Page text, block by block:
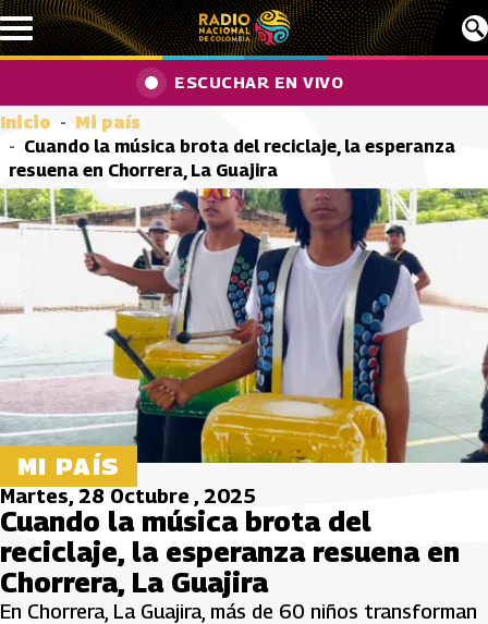
Pasar al contenido principal
ESCUCHAR EN VIVO
Inicio
Mi país
Cuando la música brota del reciclaje, la esperanza
resuena en Chorrera, La Guajira
MI PAÍS
Martes, 28 Octubre , 2025
Cuando la música brota del
reciclaje, la esperanza resuena en
Chorrera, La Guajira
En Chorrera, La Guajira, más de 60 niños transforman